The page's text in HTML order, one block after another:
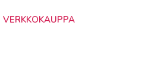
VERKKOKAUPPA